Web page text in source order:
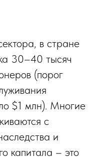
в стране
30–40 тысяч
(порог
$1 млн). Многие
с
и
капитала – это